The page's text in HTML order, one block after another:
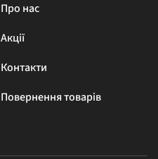
Про нас
Акції
Контакти
Повернення товарів